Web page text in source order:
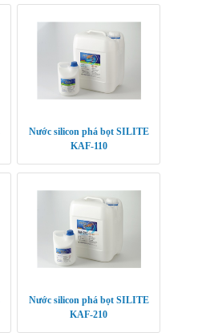
Nước silicon phá bọt SILITE
KAF-110
Nước silicon phá bọt SILITE
KAF-210